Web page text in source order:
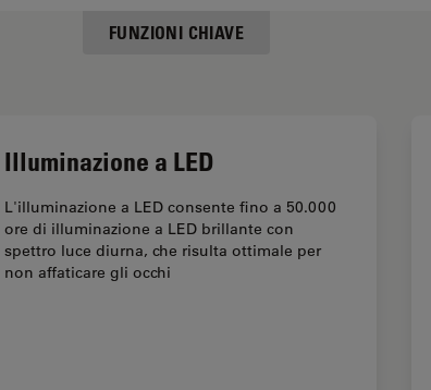
FUNZIONI CHIAVE
Illuminazione a LED
L'illuminazione a LED consente fino a 50.000
ore di illuminazione a LED brillante con
spettro luce diurna, che risulta ottimale per
non affaticare gli occhi